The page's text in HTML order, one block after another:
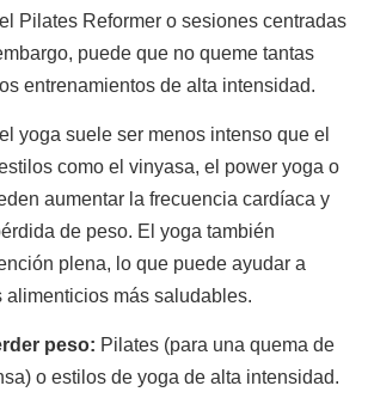
el Pilates Reformero sesiones centradas
puede que no queme tantas
entrenamientos de alta intensidad.
yoga suele ser menos intenso que el
como el vinyasa, el power yoga o
aumentar la frecuencia cardíaca y
de peso. El yoga también
plena, lo que puede ayudar a
alimenticios más saludables.
peso: Pilates (para una quema de
o estilos de yoga de alta intensidad.